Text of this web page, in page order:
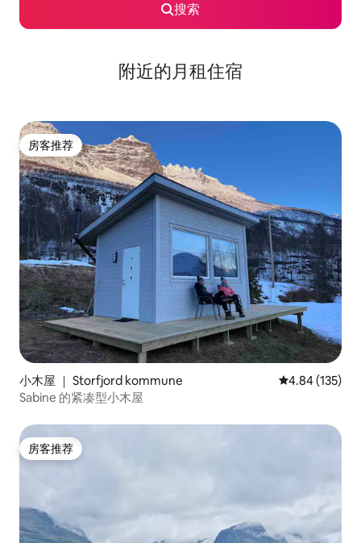
搜索
附近的月租住宿
房客推荐
房客推荐
小木屋 ｜ Storfjord kommune 平均评分 4.84
4.84 (135)
Sabine 的紧凑型小木屋
房客推荐
房客推荐